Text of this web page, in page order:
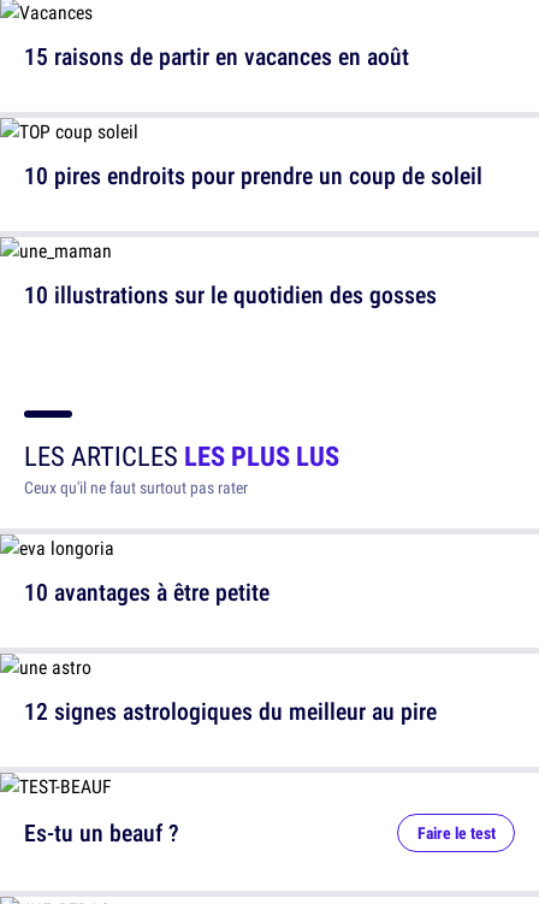
10 pires endroits pour prendre un coup de soleil
15 raisons de partir en vacances en août
10 illustrations sur le quotidien des gosses
LES ARTICLES LES PLUS LUS
Ceux qu'il ne faut surtout pas rater
10 avantages à être petite
12 signes astrologiques du meilleur au pire
Es-tu un beauf ? Faire le test